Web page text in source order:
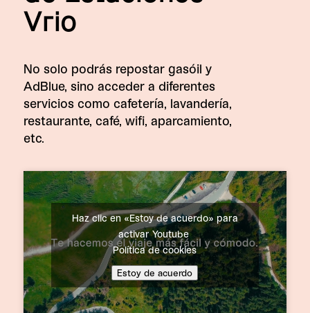
Vrio
No solo podrás repostar gasóil y
AdBlue, sino acceder a diferentes
servicios como cafetería, lavandería,
restaurante, café, wifi, aparcamiento,
etc.
Haz clic en «Estoy de acuerdo» para
activar Youtube
Política de cookies
Estoy de acuerdo